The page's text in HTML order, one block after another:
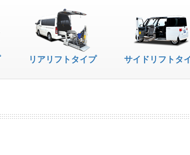
リアリフトタイプ サイドリフトタ